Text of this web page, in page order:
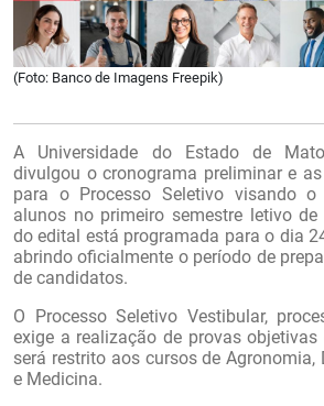
(Foto: Banco de Imagens Freepik)
A Universidade do Estado de
divulgou o cronograma preliminar e
para o Processo Seletivo visando
alunos no primeiro semestre letivo
do edital está programada para o dia
abrindo oficialmente o período de
de candidatos.
O Processo Seletivo Vestibular,
exige a realização de provas objetivas
será restrito aos cursos de Agronomia,
e Medicina.